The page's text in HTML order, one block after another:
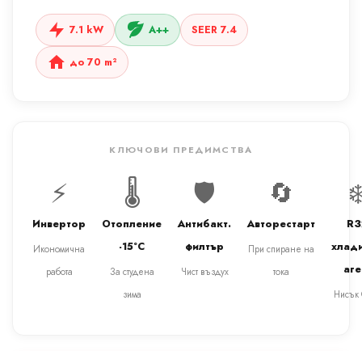
7.1 kW A++ SEER 7.4
до 70 m²
КЛЮЧОВИ ПРЕДИМСТВА
⚡
Инвертор
Икономична
работа
🌡️
Отопление
-15°C
За студена
зима
🛡️
Антибакт.
филтър
Чист въздух
🔄
Авторестарт
При спиране на
тока
Нисък